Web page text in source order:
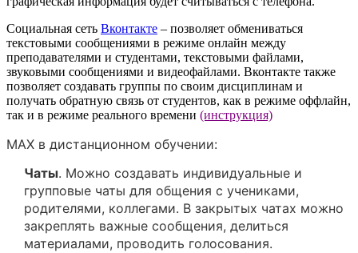
Социальная сеть Вконтакте – позволяет обмениваться
текстовыми сообщениями в режиме онлайн между
преподавателями и студентами, текстовыми файлами,
звуковыми сообщениями и видеофайлами. Вконтакте также
позволяет создавать группы по своим дисциплинам и
получать обратную связь от студентов, как в режиме оффлайн,
так и в режиме реального времени (инструкция)
MAX в дистанционном обучении:
Чаты. Можно создавать индивидуальные и
групповые чаты для общения с учениками,
родителями, коллегами. В закрытых чатах можно
закреплять важные сообщения, делиться
материалами, проводить голосования.